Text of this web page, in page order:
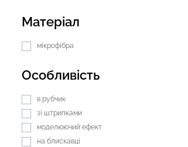
Матеріал
мікрофібра
Особливість
в рубчик
зі штрипками
моделюючий ефект
на блискавці
489 грн.